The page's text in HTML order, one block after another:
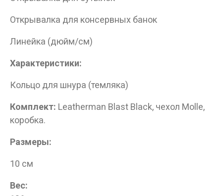
Открывалка для консервных банок
Линейка (дюйм/см)
Характеристики:
Кольцо для шнура (темляка)
Комплект: Leatherman Blast Black, чехол Molle,
коробка.
Размеры:
10 см
Вес: